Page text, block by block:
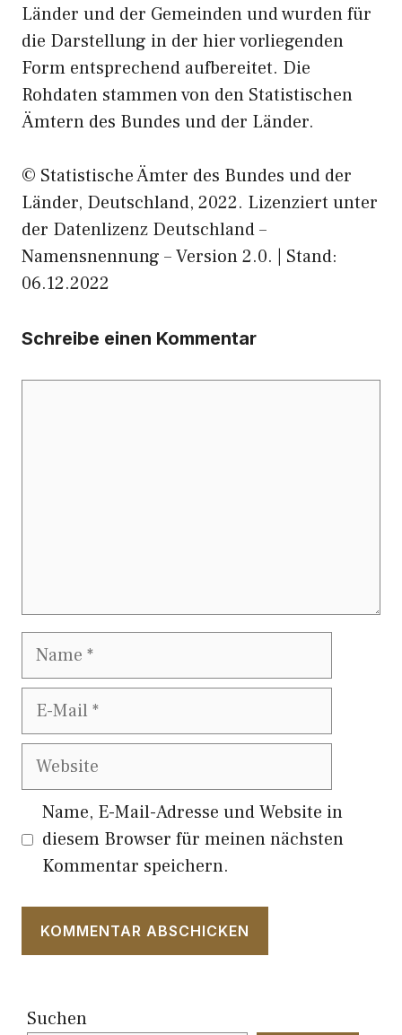
Länder und der Gemeinden und wurden für
die Darstellung in der hier vorliegenden
Form entsprechend aufbereitet. Die
Rohdaten stammen von den Statistischen
Ämtern des Bundes und der Länder.
© Statistische Ämter des Bundes und der
Länder, Deutschland, 2022. Lizenziert unter
der Datenlizenz Deutschland –
Namensnennung – Version 2.0. | Stand:
06.12.2022
Schreibe einen Kommentar
Name
E-
Website
Name, E-Mail-Adresse und Website in
diesem Browser für meinen nächsten
Kommentar speichern.
Suchen